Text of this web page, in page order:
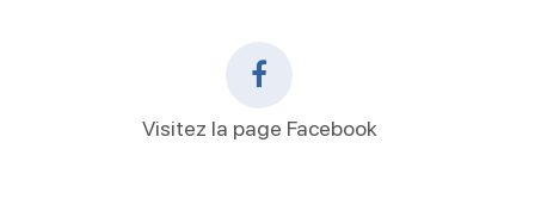
Visitez la page Facebook